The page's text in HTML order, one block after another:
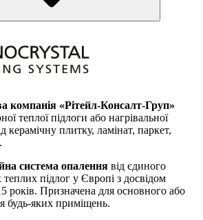
компанія «Рітейл-Консалт-Груп»
теплої підлоги або нагрівальної
керамічну плитку, ламінат, паркет,
система опалення від єдиного
підлог у Європі з досвідом
років. Призначена для основного або
будь-яких приміщень.